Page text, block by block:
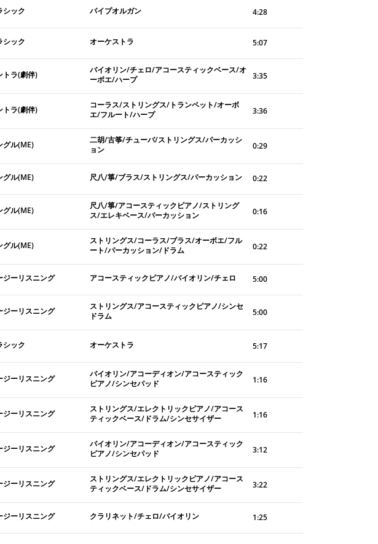
シック パイプオルガン 4:28
シック オーケストラ 5:07
トラ(劇伴)
バイオリン/チェロ/アコースティックベース/オ
ーボエ/ハープ
3:35
トラ(劇伴)
コーラス/ストリングス/トランペット/オーボ
エ/フルート/ハープ
3:36
グル(ME)
二胡/古筝/チューバ/ストリングス/パーカッシ
ョン
0:29
グル(ME) 尺八/箏/ブラス/ストリングス/パーカッション 0:22
グル(ME)
尺八/箏/アコースティックピアノ/ストリング
ス/エレキベース/パーカッション
0:16
グル(ME)
ストリングス/コーラス/ブラス/オーボエ/フル
ート/パーカッション/ドラム
0:22
ジーリスニング アコースティックピアノ/バイオリン/チェロ 5:00
ジーリスニング
ストリングス/アコースティックピアノ/シンセ
ドラム
5:00
シック オーケストラ 5:17
ジーリスニング
バイオリン/アコーディオン/アコースティック
ピアノ/シンセパッド
1:16
ジーリスニング
ストリングス/エレクトリックピアノ/アコース
ティックベース/ドラム/シンセサイザー
1:16
ジーリスニング
バイオリン/アコーディオン/アコースティック
ピアノ/シンセパッド
3:12
ジーリスニング
ストリングス/エレクトリックピアノ/アコース
ティックベース/ドラム/シンセサイザー
3:22
ジーリスニング クラリネット/チェロ/バイオリン 1:25